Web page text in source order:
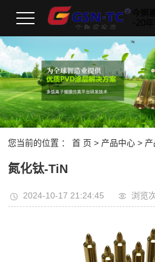
您当前的位置 ：首 页 > 产品中心 > 产
氮化钛-TiN
2024-10-17 21:24:45 浏览